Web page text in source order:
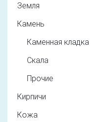
Земля
Камень
Каменная кладка
Скала
Прочие
Кирпичи
Кожа